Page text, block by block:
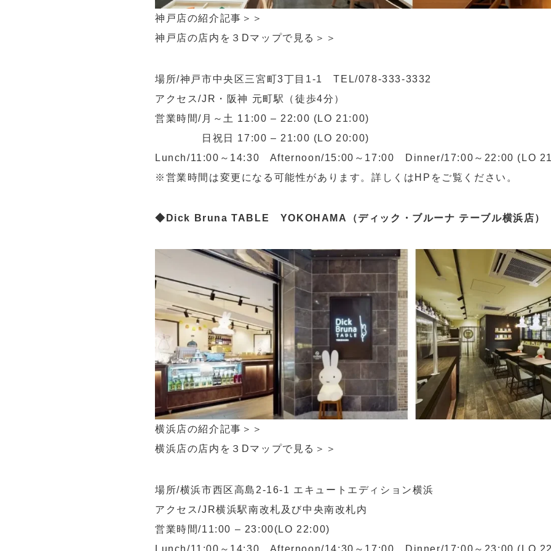
神戸店の紹介記事 ＞＞
神戸店の店内を３Dマップで見る＞＞
場所/神戸市中央区三宮町3丁目1-1 TEL/078-333-3332
アクセス/JR・阪神 元町駅（徒歩4分）
営業時間/月～土 11:00 – 22:00 (LO 21:00)
日祝日 17:00 – 21:00 (LO 20:00)
Lunch/11:00～14:30 Afternoon/15:00～17:00 Dinner/17:00～22:00 (LO
※営業時間は変更になる可能性があります。詳しくはHPをご覧ください。
◆Dick Bruna TABLE YOKOHAMA（ディック・ブルーナ テーブル横浜店）
横浜店の紹介記事 ＞＞
横浜店の店内を３Dマップで見る＞＞
場所/横浜市西区高島2-16-1 エキュートエディション横浜
アクセス/JR横浜駅南改札及び中央南改札内
営業時間/11:00 – 23:00(LO 22:00)
Lunch/11:00～14:30 Afternoon/14:30～17:00 Dinner/17:00～23:00 (LO